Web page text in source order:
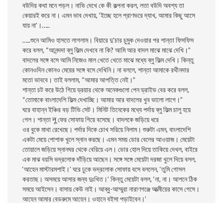
বউদির কথা মনে পড়ল। নাভি দেখে কে কী কল্পনা করল, লতা বউদি অবশ্য তা
কেয়ারই করে না। এমন ভাব দেখায়, ‘ইচ্ছে হলে প্রাণভরে দ্যাখ, আমার কিছু আসে
যায় না’।…..
…..শুনে আমিও হাসতে লাগলাম। বিয়ারে দু’চার চুমুক দেওয়ার পর শান্তা ফিসফিস
করে বলল, “আনন্দদা ব্লু ফিল্ম দেখবে না কি? আমি আর বাদল মাঝে মাঝে দেখি।”
বাদলের সঙ্গে বসে আমি নিজেও মাল খেতে খেতে মাঝে মধ্যে ব্লু ফিল্ম দেখি। কিন্তু
কোনওদিন কোনও মেয়ের সঙ্গে বসে দেখিনি। না বললে, শান্তা আমাকে রথীনদার
মতো ভাববে। তাই বললাম, “আমার আপত্তি নেই।”
শান্তা চট করে উঠে গিয়ে ড্রয়ার থেকে অনেকগুলো পেন ড্রাইভ বের করে বলল,
“তোমাকে বাংলাদেশি ফিল্ম দেখাচ্ছি। আমার আর বাদলের খুব ভালো লাগে।”
ঘরে বাহান্ন ইঞ্চির বড় টিভি সেট। মিনিট তিনেকের মধ্যে পর্দায় ব্লু ফিল্ম চালু হয়ে
গেল। শান্তা नू ফের সোফায় গিয়ে বসেছে। বাদলকে জড়িয়ে ধরে
ওর বুকে মাথা রেখেছে। পর্দার দিকে চোখ সরিয়ে নিলাম। শুরুটা এমন, বাংলাদেশি
একটা মেয়ে পোশাক খুলে স্নান করছে। এমন সময় ডোর বেলের আওয়াজ। মেয়েটা
তোয়ালে জড়িয়ে স্নানঘর থেকে বেরিয়ে এল। ডোর হোল দিয়ে তাকিয়ে দেখল, বাইরে
এক মাঝ বয়সি ভদ্রলোক দাঁড়িয়ে আছেন। সঙ্গে সঙ্গে মেয়েটা দরজা খুলে দিয়ে বলল,
‘আহেন মাস্টারমশাই।’ ঘরে ঢুকে ভদ্রলোক সোফায় বসে বললেন, ‘তুমি গোসল
করতাছ। অসময়ে আসার জন্য দুঃখিত।’ কিন্তু মেয়েটা বলল, ‘না, না। আপনে ঠিক
সময়ে আইসেন। বাসায় কেউ নাই। আব্বু-আম্মুরা নারাণগঞ্জে আত্মীয়ের কাসে গেসে।
আহেন আমার বেডরুমে আহেন। ওহানে বইসা পড়াইবেন।’